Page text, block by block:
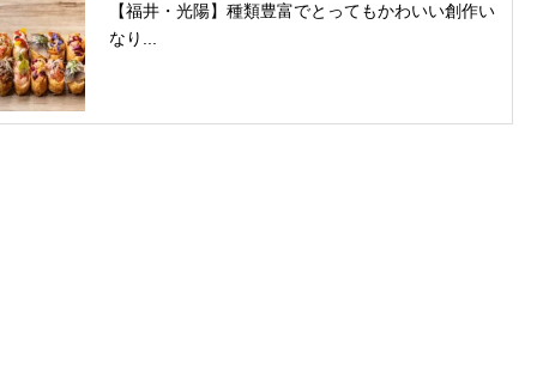
【福井・光陽】種類豊富でとってもかわいい創作い
なり...